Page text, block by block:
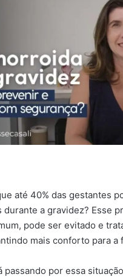
até 40% das gestantes
durante a gravidez? Esse
pode ser evitado e
mais conforto para a
passando por essa